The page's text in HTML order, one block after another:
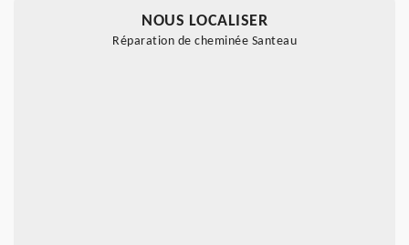
NOUS LOCALISER
Réparation de cheminée Santeau